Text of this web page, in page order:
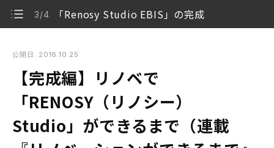
3/4 「Renosy Studio EBIS」の完成
るまで（連載『リノベーションができるまで』4）
1/4 これまでのあらすじ
リノベ工事開始！
公開日: 2016.10.25
【完成編】リノベで
「RENOSY（リノシー）
Studio」ができるまで（連載